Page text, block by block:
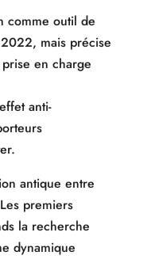
comme outil de
mais précise
en charge
anti-
antique entre
premiers
la recherche
dynamique